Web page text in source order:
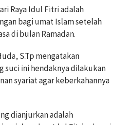
Raya Idul Fitri adalah
bagi umat Islam setelah
di bulan Ramadan.
S.Tp mengatakan
suci ini hendaknya dilakukan
syariat agar keberkahannya
dianjurkan adalah